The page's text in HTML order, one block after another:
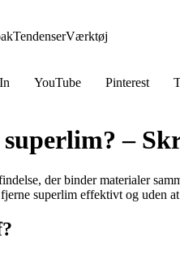
TendenserVærktøj
YouTube Pinterest
–
der binder materialer
superlim effektivt og uden